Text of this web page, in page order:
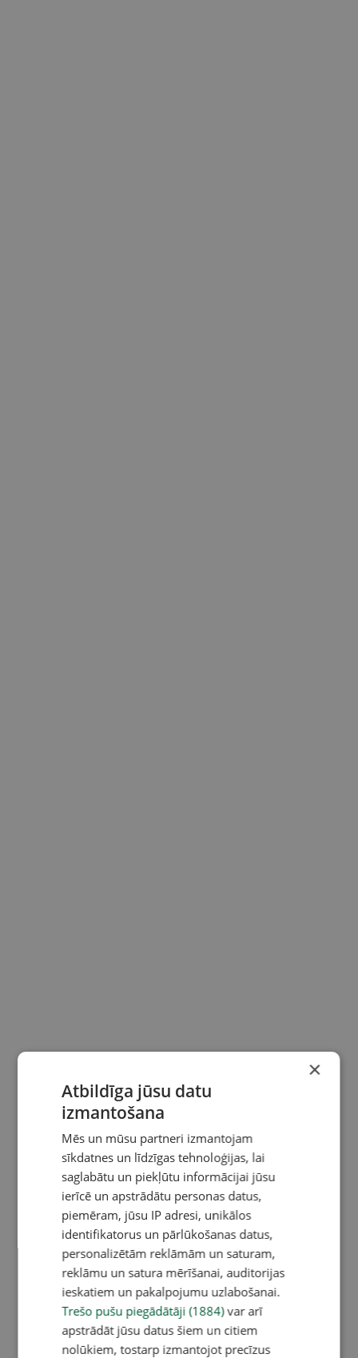
×
Atbildīga jūsu datu
izmantošana
Mēs un mūsu partneri izmantojam
sīkdatnes un līdzīgas tehnoloģijas, lai
saglabātu un piekļūtu informācijai jūsu
ierīcē un apstrādātu personas datus,
piemēram, jūsu IP adresi, unikālos
identifikatorus un pārlūkošanas datus,
personalizētām reklāmām un saturam,
reklāmu un satura mērīšanai, auditorijas
ieskatiem un pakalpojumu uzlabošanai.
Trešo pušu piegādātāji (1884)var arī
apstrādāt jūsu datus šiem un citiem
nolūkiem, tostarp izmantojot precīzus